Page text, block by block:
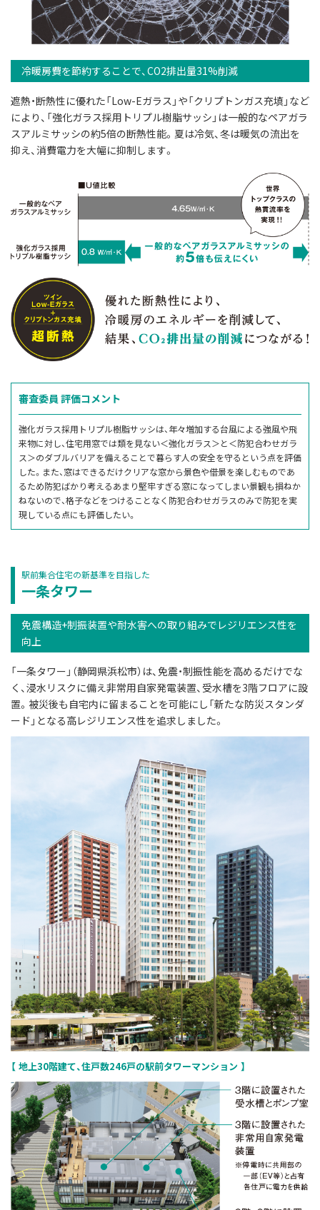
冷暖房費を節約することで、CO2排出量31%削減
遮熱・断熱性に優れた「Low-Eガラス」や「クリプトンガス充填」など
により、「強化ガラス採用トリプル樹脂サッシ」は一般的なペアガラ
スアルミサッシの約5倍の断熱性能。夏は冷気、冬は暖気の流出を
抑え、消費電力を大幅に抑制します。
審査委員 評価コメント
強化ガラス採用トリプル樹脂サッシは、年々増加する台風による強風や飛
来物に対し、住宅用窓では類を見ない＜強化ガラス＞と＜防犯合わせガラ
ス＞のダブルバリアを備えることで暮らす人の安全を守るという点を評価
した。また、窓はできるだけクリアな窓から景色や借景を楽しむものであ
るため防犯ばかり考えるあまり堅牢すぎる窓になってしまい景観も損ねか
ねないので、格子などをつけることなく防犯合わせガラスのみで防犯を実
現している点にも評価したい。
駅前集合住宅の新基準を目指した
一条タワー
免震構造+制振装置や耐水害への取り組みでレジリエンス性を
向上
地上30階建て、住戸数246戸の駅前タワーマンション
「一条タワー」（静岡県浜松市）は、免震・制振性能を高めるだけでな
く、浸水リスクに備え非常用自家発電装置、受水槽を3階フロアに設
置。被災後も自宅内に留まることを可能にし「新たな防災スタンダ
ード」となる高レジリエンス性を追求しました。